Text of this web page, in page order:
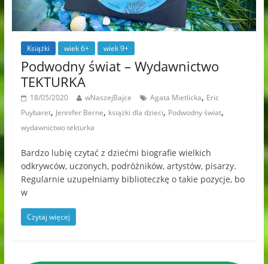
Książki wiek 6+ wiek 9+
Podwodny świat – Wydawnictwo
TEKTURKA
18/05/2020 wNaszejBajce Agata Mietlicka, Eric
Puybaret, Jennifer Berne, książki dla dzieci, Podwodny świat,
wydawnictwo tekturka
Bardzo lubię czytać z dziećmi biografie wielkich
odkrywców, uczonych, podróżników, artystów, pisarzy.
Regularnie uzupełniamy biblioteczkę o takie pozycje, bo
w
Czytaj więcej